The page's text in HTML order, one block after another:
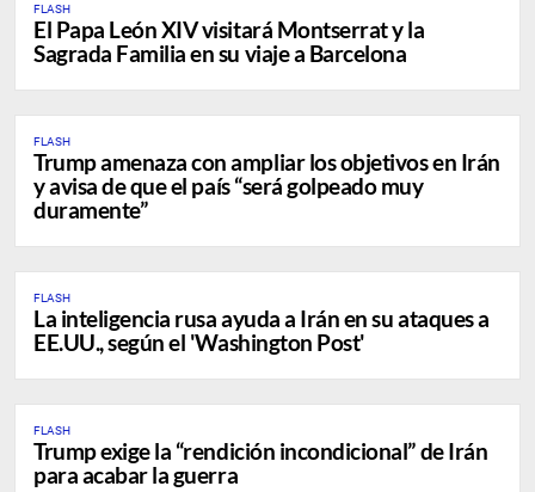
FLASH
El Papa León XIV visitará Montserrat y la
Sagrada Familia en su viaje a Barcelona
FLASH
Trump amenaza con ampliar los objetivos en Irán
y avisa de que el país “será golpeado muy
duramente”
FLASH
La inteligencia rusa ayuda a Irán en su ataques a
EE.UU., según el 'Washington Post'
FLASH
Trump exige la “rendición incondicional” de Irán
para acabar la guerra